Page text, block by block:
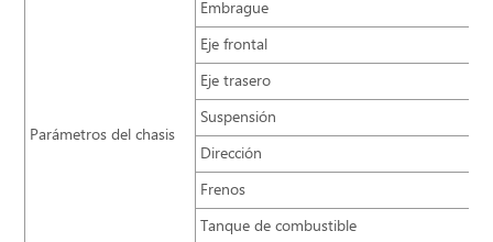
Parámetros del chasis
Embrague
Eje frontal
Eje trasero
Suspensión
Dirección
Frenos
Tanque de combustible